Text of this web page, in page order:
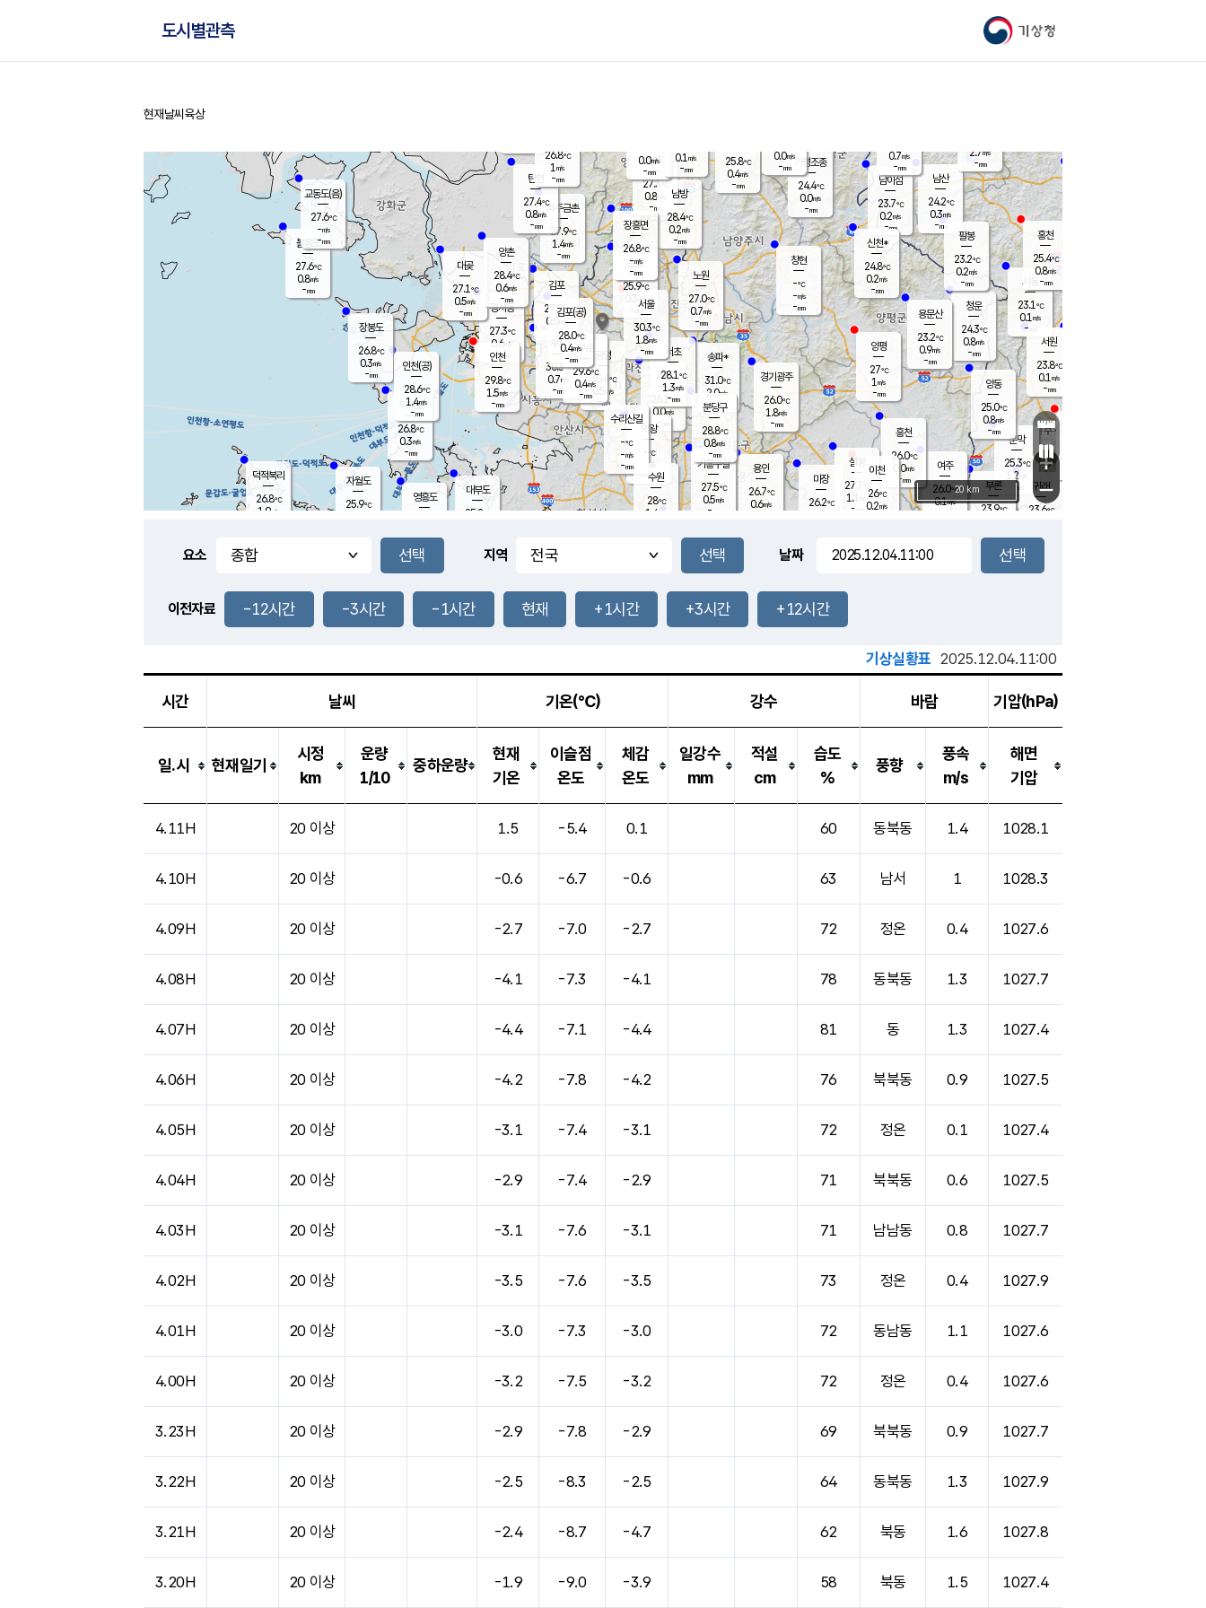
기상청
도시별관측
홈
현재날씨 육상
풍도
0.5m/s
문막
25.3℃
1.2m/s
mm
남이섬
23.7℃
0.2m/s
-mm
무의도
26.8℃
0.3m/s
-mm
영흥도
볼음도
27.6℃
0.8m/s
-mm
자월도
25.9℃
양주
27.3℃
0.8
-mm
부론
23.9℃
과천
26.1℃
0.0m/s
- mm
남산
24.2℃
0.3m/s
-mm
장봉도
26.8℃
0.3m/s
-mm
-mm
청운
24.3℃
0.8m/s
-mm
팔봉
23.2℃
0.2m/s
-mm
-mm
용인
26.7℃
0.6m/s
여주
26.0℃
0.1m/s
양동
25.0℃
0.8m/s
-mm
경기광주
26.0℃
1.8m/s
-mm
장호원
0.7m/s
-mm
26.3
℃
대부도
25.2
-
경서동
27.3℃
0.6 m/s
-mm
파주금촌
27.9℃
1.4m/s
-mm
가평조종
24.4℃
0.0m/s
-mm
25.8℃
0.4m/s
-mm
대곶
27.1℃
0.5m/s
-mm
신천*
24.8℃
0.2m/s
-mm
창현
-℃
-m/s
-mm
탄현
27.4℃
0.8m/s
-mm
0.0m/s
-mm
28.0℃
0.2m/s
-mm
흥천
26.0℃
0.0m/s
-mm
마장
26.2℃
의왕
- ℃
m/s
mm
김포
27.9℃
0.0 m/s
mm
설봉
27.7
1.1
- mm
광명
30.4 ℃
0.5 m/s
-mm
부천
30.3℃
0.7m/s
-mm
-mm
양촌
28.4℃
0.6m/s
-mm
구로
29.6℃
0.4m/s
-mm
은평
25.9℃
0.3 m/s
- mm
노원
27.0℃
0.7m/s
-mm
송파*
31.0℃
2.0m/s
-mm
서초
28.1℃
1.3m/s
-mm
남방
28.4℃
0.2m/s
-mm
기흥구갈
27.5℃
0.5m/s
-
수리산길
-℃
-m/s
-mm
분당구
28.8℃
0.8m/s
-mm
장흥면
26.8℃
-m/s
-mm
0.0m/s
-mm
시동
23.1℃
0.1 m/s
- mm
귀래
23.6℃
서원
23.8℃
0.1 m/s
-mm
용문산
23.2℃
0.9m/s
-mm
덕적북리
26.8℃
1.9m/s
인천(공)
28.6℃
1.4m/s
-mm
김포(공)
28.0℃
0.4m/s
-mm
교동도(음)
27.6℃
-m/s
-mm
홍천
25.4℃
0.8m/s
-mm
이천
26℃
0.2m/s
양평
27℃
1 m/s
-mm
수원
28℃
1.4 m/s
인천
29.8℃
1.5m/s
-mm
서울
30.3℃
1.8m/s
-mm
2.7 m/s
-mm
26.8℃
1 m/s
-mm
0.1 m/s
-mm
+
−
20 km
요소 지역 날짜
이전자료 -12시간 -3시간 -1시간 현재 +1시간 +3시간 +12시간
기상실황표 2025.12.04.11:00
시간 날씨 기온(℃) 강수 바람 기압(hPa)
일.시 현재일기
시정
km
운량
1/10
중하운량
현재
기온
이슬점
온도
체감
온도
일강수
mm
적설
cm
습도
%
풍향
풍속
m/s
해면
기압
4.11H 20 이상 1.5 -5.4 0.1 60 동북동 1.4 1028.1
4.10H 20 이상 -0.6 -6.7 -0.6 63 남서 1 1028.3
4.09H 20 이상 -2.7 -7.0 -2.7 72 정온 0.4 1027.6
4.08H 20 이상 -4.1 -7.3 -4.1 78 동북동 1.3 1027.7
4.07H 20 이상 -4.4 -7.1 -4.4 81 동 1.3 1027.4
4.06H 20 이상 -4.2 -7.8 -4.2 76 북북동 0.9 1027.5
4.05H 20 이상 -3.1 -7.4 -3.1 72 정온 0.1 1027.4
4.04H 20 이상 -2.9 -7.4 -2.9 71 북북동 0.6 1027.5
4.03H 20 이상 -3.1 -7.6 -3.1 71 남남동 0.8 1027.7
4.02H 20 이상 -3.5 -7.6 -3.5 73 정온 0.4 1027.9
4.01H 20 이상 -3.0 -7.3 -3.0 72 동남동 1.1 1027.6
4.00H 20 이상 -3.2 -7.5 -3.2 72 정온 0.4 1027.6
3.23H 20 이상 -2.9 -7.8 -2.9 69 북북동 0.9 1027.7
3.22H 20 이상 -2.5 -8.3 -2.5 64 동북동 1.3 1027.9
3.21H 20 이상 -2.4 -8.7 -4.7 62 북동 1.6 1027.8
3.20H 20 이상 -1.9 -9.0 -3.9 58 북동 1.5 1027.4